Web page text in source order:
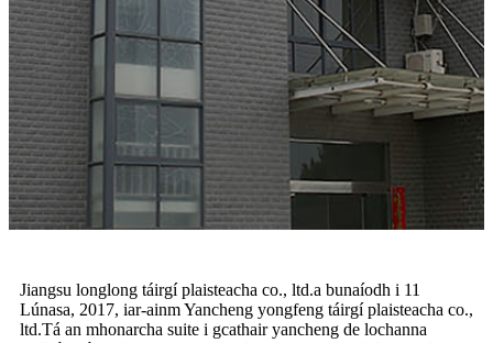
Jiangsu longlong táirgí plaisteacha co., ltd.a bunaíodh i 11
Lúnasa, 2017, iar-ainm Yancheng yongfeng táirgí plaisteacha co.,
ltd.Tá an mhonarcha suite i gcathair yancheng de lochanna